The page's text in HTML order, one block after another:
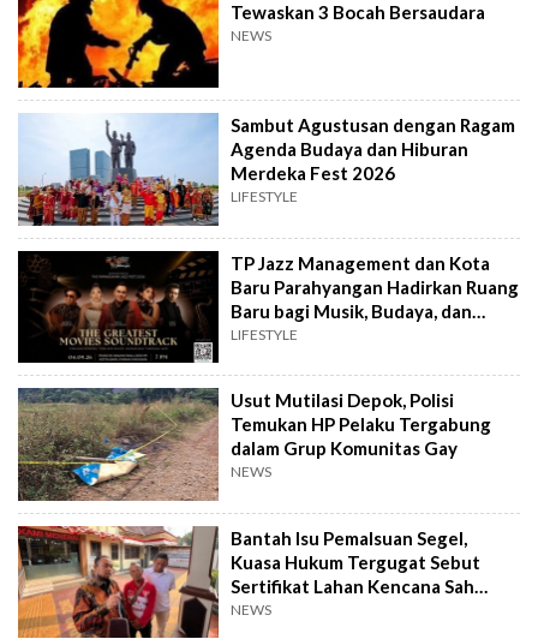
Tewaskan 3 Bocah Bersaudara
NEWS
Sambut Agustusan dengan Ragam
Agenda Budaya dan Hiburan
Merdeka Fest 2026
LIFESTYLE
TP Jazz Management dan Kota
Baru Parahyangan Hadirkan Ruang
Baru bagi Musik, Budaya, dan
Komunitas
LIFESTYLE
Usut Mutilasi Depok, Polisi
Temukan HP Pelaku Tergabung
dalam Grup Komunitas Gay
NEWS
Bantah Isu Pemalsuan Segel,
Kuasa Hukum Tergugat Sebut
Sertifikat Lahan Kencana Sah
Lewat PTSL
NEWS